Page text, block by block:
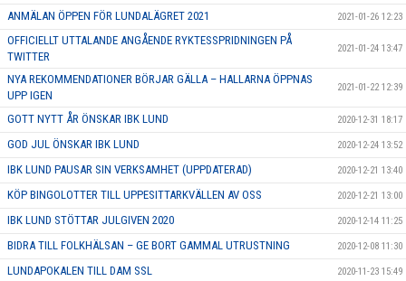
ANMÄLAN ÖPPEN FÖR LUNDALÄGRET 2021 2021-01-26 12:23
OFFICIELLT UTTALANDE ANGÅENDE RYKTESSPRIDNINGEN PÅ
TWITTER
2021-01-24 13:47
NYA REKOMMENDATIONER BÖRJAR GÄLLA – HALLARNA ÖPPNAS
UPP IGEN
2021-01-22 12:39
GOTT NYTT ÅR ÖNSKAR IBK LUND 2020-12-31 18:17
GOD JUL ÖNSKAR IBK LUND 2020-12-24 13:52
IBK LUND PAUSAR SIN VERKSAMHET (UPPDATERAD) 2020-12-21 13:40
KÖP BINGOLOTTER TILL UPPESITTARKVÄLLEN AV OSS 2020-12-21 13:00
IBK LUND STÖTTAR JULGIVEN 2020 2020-12-14 11:25
BIDRA TILL FOLKHÄLSAN – GE BORT GAMMAL UTRUSTNING 2020-12-08 11:30
LUNDAPOKALEN TILL DAM SSL 2020-11-23 15:49